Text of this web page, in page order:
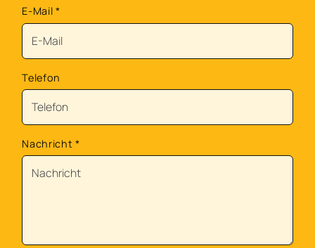
E-Mail *
Telefon
Nachricht *